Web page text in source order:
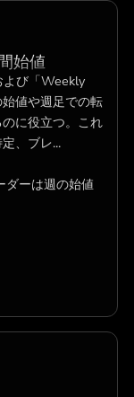
始値
び「Weekly
値や週足での転
に役立つ。これ
、ブレ...
ダーは週の始値